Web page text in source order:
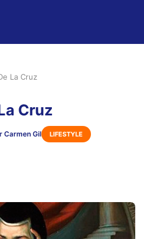
La Cruz
Cruz
Carmen Gil LIFESTYLE